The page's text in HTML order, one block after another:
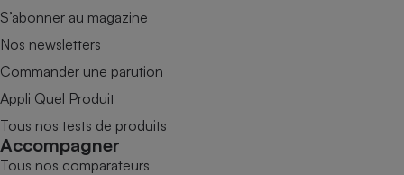
S’abonner au magazine
Nos newsletters
Commander une parution
Appli Quel Produit
Tous nos tests de produits
Accompagner
Tous nos comparateurs